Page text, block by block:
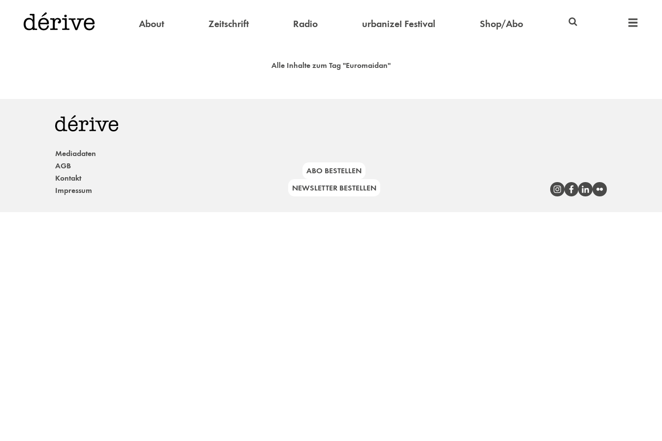
About Zeitschrift Radio urbanize! Festival Shop/Abo
Alle Inhalte zum Tag "Euromaidan"
Mediadaten
AGB
Kontakt
Impressum
ABO BESTELLEN
NEWSLETTER BESTELLEN